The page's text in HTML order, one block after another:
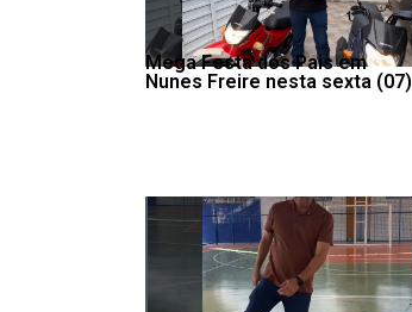
Mega Festa dos Pais em
Nunes Freire nesta sexta (07)